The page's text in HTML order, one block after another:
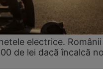
electrice.
de lei dacă încalcă